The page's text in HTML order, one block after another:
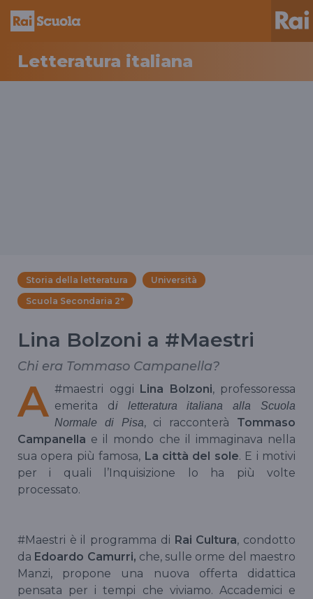
Letteratura italiana
Storia della letteratura
Università
Scuola Secondaria 2°
Lina Bolzoni a #Maestri
Chi era Tommaso Campanella?
A #maestri oggi Lina Bolzoni, professoressa
emerita di letteratura italiana alla Scuola
Normale di Pisa, ci racconterà Tommaso
Campanella e il mondo che il immaginava nella
sua opera più famosa, La città del sole. E i motivi
per i quali l’Inquisizione lo ha più volte
processato.
#Maestri è il programma di Rai Cultura, condotto
da Edoardo Camurri, che, sulle orme del maestro
Manzi, propone una nuova offerta didattica
pensata per i tempi che viviamo. Accademici e